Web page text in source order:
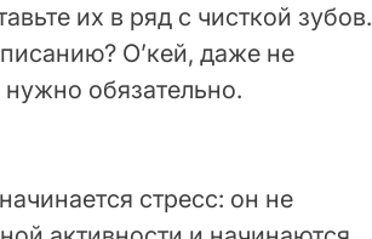
их в ряд с чисткой зубов.
О’кей, даже не
обязательно.
стресс: он не